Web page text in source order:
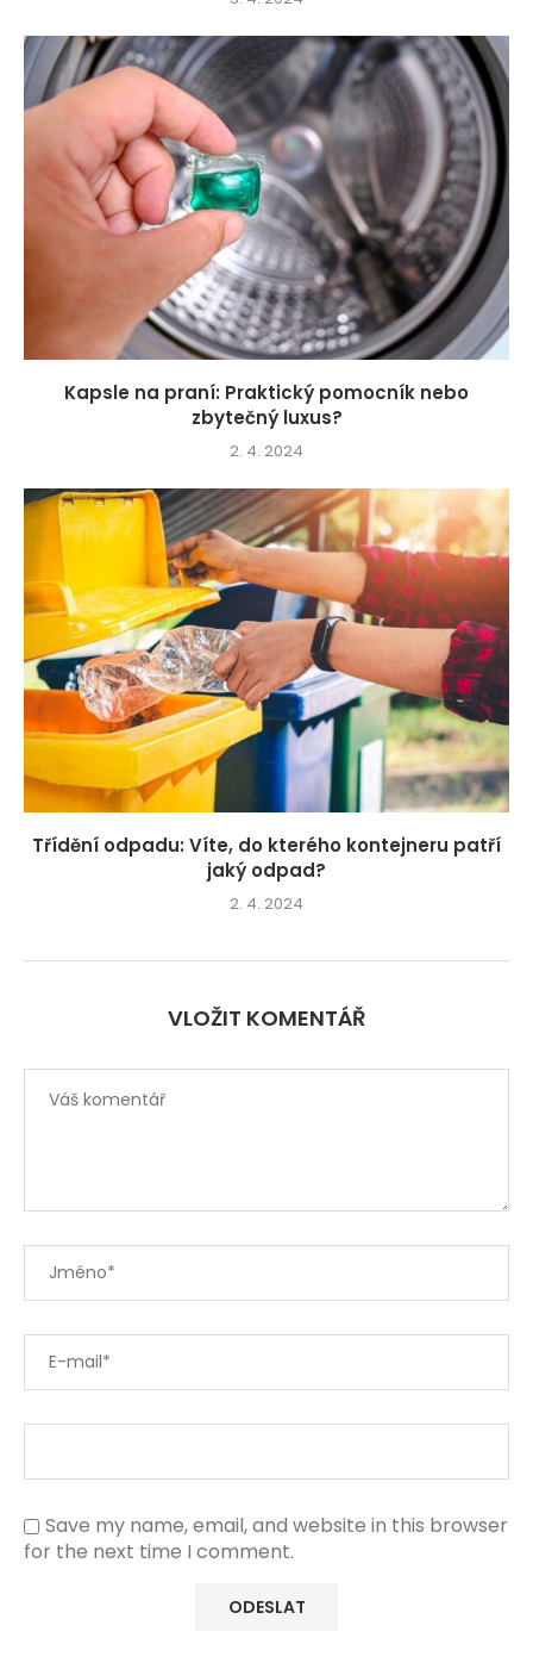
Kapsle na praní: Praktický pomocník nebo
zbytečný luxus?
2. 4. 2024
Třídění odpadu: Víte, do kterého kontejneru patří
jaký odpad?
2. 4. 2024
VLOŽIT KOMENTÁŘ
Save my name, email, and website in this browser
for the next time I comment.